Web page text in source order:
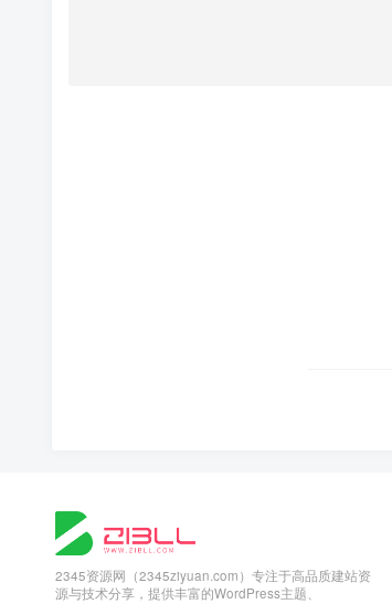
2345资源网（2345ziyuan.com）专注于高品质建站资
源与技术分享，提供丰富的WordPress主题、